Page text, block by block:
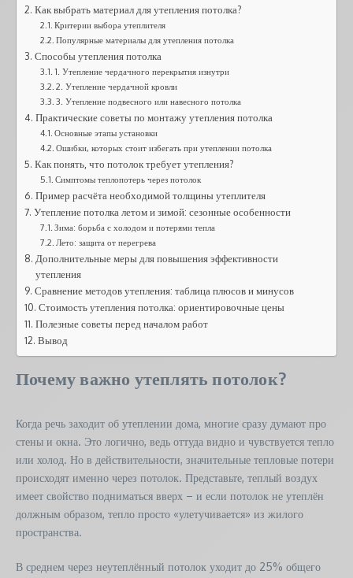
Как выбрать материал для утепления потолка?
Критерии выбора утеплителя
Популярные материалы для утепления потолка
Способы утепления потолка
1. Утепление чердачного перекрытия изнутри
2. Утепление чердачной кровли
3. Утепление подвесного или навесного потолка
Практические советы по монтажу утепления потолка
Основные этапы установки
Ошибки, которых стоит избегать при утеплении потолка
Как понять, что потолок требует утепления?
Симптомы теплопотерь через потолок
Пример расчёта необходимой толщины утеплителя
Утепление потолка летом и зимой: сезонные особенности
Зима: борьба с холодом и потерями тепла
Лето: защита от перегрева
Дополнительные меры для повышения эффективности
утепления
Сравнение методов утепления: таблица плюсов и минусов
Стоимость утепления потолка: ориентировочные цены
Полезные советы перед началом работ
Вывод
Почему важно утеплять потолок?
Когда речь заходит об утеплении дома, многие сразу думают про
стены и окна. Это логично, ведь оттуда видно и чувствуется тепло
или холод. Но в действительности, значительные тепловые потери
происходят именно через потолок. Представьте, теплый воздух
имеет свойство подниматься вверх – и если потолок не утеплён
должным образом, тепло просто «улетучивается» из жилого
пространства.
В среднем через неутеплённый потолок уходит до 25% общего